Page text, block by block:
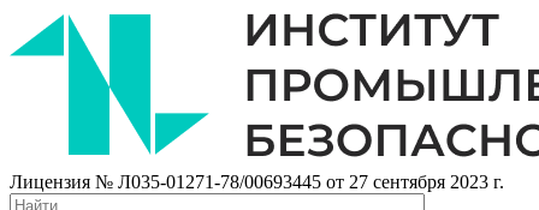
Лицензия № Л035-01271-78/00693445 от 27 сентября 2023 г.